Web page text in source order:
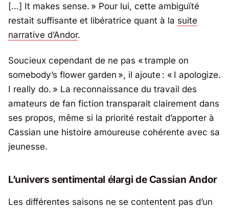
[…] It makes sense. » Pour lui, cette ambiguïté
restait suffisante et libératrice quant à la suite
narrative d’Andor.
Soucieux cependant de ne pas « trample on
somebody’s flower garden », il ajoute : « I apologize.
I really do. » La reconnaissance du travail des
amateurs de fan fiction transparait clairement dans
ses propos, même si la priorité restait d’apporter à
Cassian une histoire amoureuse cohérente avec sa
jeunesse.
L’univers sentimental élargi de Cassian Andor
Les différentes saisons ne se contentent pas d’un